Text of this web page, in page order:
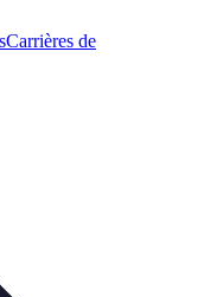
Carrières de